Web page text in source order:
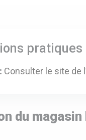
pratiques
Consulter le site de
du